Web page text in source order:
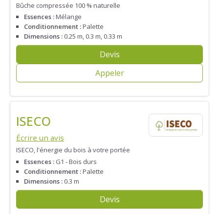
Bûche compressée 100 % naturelle
Essences :Mélange
Conditionnement :Palette
Dimensions : 0.25 m, 0.3 m, 0.33 m
Devis
Appeler
ISECO
Écrire un avis
ISECO, l'énergie du bois à votre portée
Essences : G1 - Bois durs
Conditionnement :Palette
Dimensions : 0.3 m
Devis